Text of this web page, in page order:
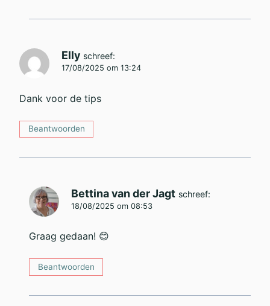
Elly schreef:
17/08/2025 om 13:24
Dank voor de tips
Beantwoorden
Bettina van der Jagt schreef:
18/08/2025 om 08:53
Graag gedaan! 😊
Beantwoorden